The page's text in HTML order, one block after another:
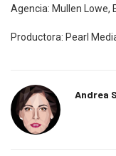
Agencia: Mullen Lowe,
Productora: Pearl
Andrea